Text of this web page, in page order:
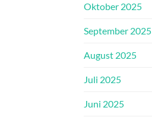
Oktober 2025
September 2025
August 2025
Juli 2025
Juni 2025